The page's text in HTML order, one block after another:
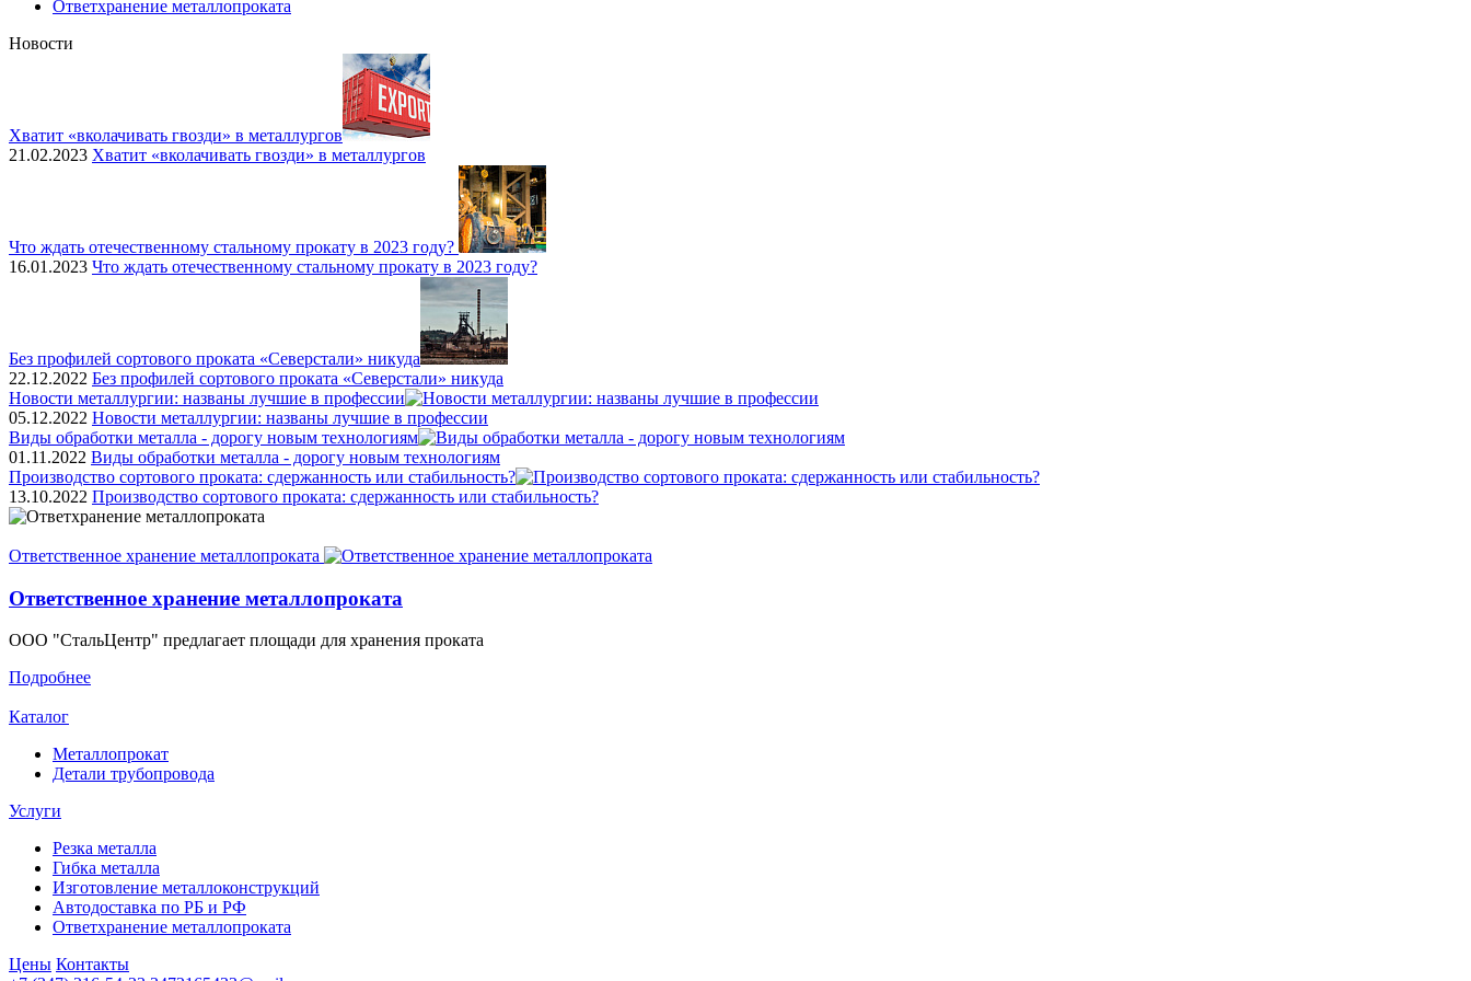
Ответхранение металлопроката
Новости
Хватит «вколачивать гвозди» в металлургов
21.02.2023 Хватит «вколачивать гвозди» в металлургов
Что ждать отечественному стальному прокату в 2023 году?
16.01.2023 Что ждать отечественному стальному прокату в 2023 году?
Без профилей сортового проката «Северстали» никуда
22.12.2022 Без профилей сортового проката «Северстали» никуда
Новости металлургии: названы лучшие в профессии
05.12.2022 Новости металлургии: названы лучшие в профессии
Виды обработки металла - дорогу новым технологиям
01.11.2022 Виды обработки металла - дорогу новым технологиям
Производство сортового проката: сдержанность или стабильность?
13.10.2022 Производство сортового проката: сдержанность или стабильность?
Ответственное хранение металлопроката
Ответственное хранение металлопроката
ООО "СтальЦентр" предлагает площади для хранения проката
Подробнее
Каталог
Металлопрокат
Детали трубопровода
Услуги
Резка металла
Гибка металла
Изготовление металлоконструкций
Автодоставка по РБ и РФ
Ответхранение металлопроката
Цены Контакты